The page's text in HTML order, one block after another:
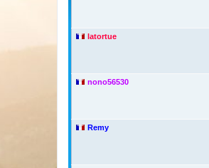
latortue
nono56530
Remy